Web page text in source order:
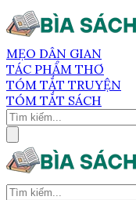
MẸO DÂN GIAN
TÁC PHẨM THƠ
TÓM TẮT TRUYỆN
TÓM TẮT SÁCH